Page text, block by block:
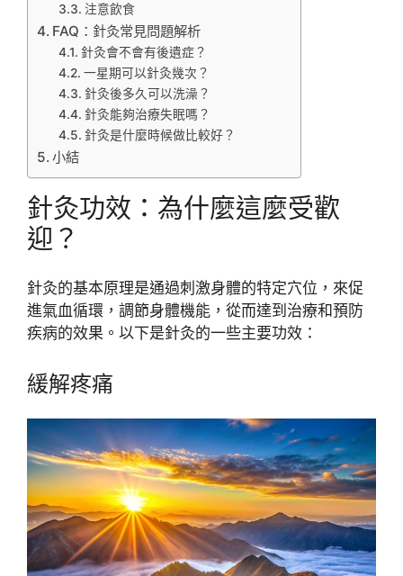
注意飲食
FAQ：針灸常見問題解析
針灸會不會有後遺症？
一星期可以針灸幾次？
針灸後多久可以洗澡？
針灸能夠治療失眠嗎？
針灸是什麼時候做比較好？
小結
針灸功效：為什麼這麼受歡
迎？
針灸的基本原理是通過刺激身體的特定穴位，來促
進氣血循環，調節身體機能，從而達到治療和預防
疾病的效果。以下是針灸的一些主要功效：
緩解疼痛